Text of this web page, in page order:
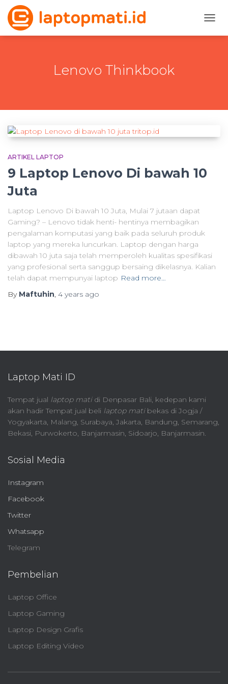
Lenovo Thinkbook
ARTIKEL LAPTOP
9 Laptop Lenovo Di bawah 10
Juta
Laptop Lenovo Di bawah 10 Juta, Mulai 7 jutaan dapat
Gaming? – Lenovo tidak henti- hentinya membagikan
pengalaman komputasi yang baik pada seluruh produk
laptop yang mereka luncurkan. Laptop dengan harga
dibawah 10 juta saja telah memperoleh kualitas spesifikasi
yang profesional serta sanggup bersaing dikelasnya. Kalian
telah dapat mempunyai laptop Read more…
By Maftuhin, 4 years ago
Laptop Mati ID
Tempat jual laptop matidi Denpasar Bali, kedepan kami
akan hadir Tempat jual beli laptop matibekas di Jogja /
Yogyakarta, Malang, Surabaya, Jakarta, Bandung, Semarang,
Bekasi, Purwokerto, Banjarmasin, Sidoarjo, Banjarmasin.
Sosial Media
Instagram
Facebook
Twitter
Whatsapp
Telegram
Pembelian
Laptop Office
Laptop Gaming
Laptop Design Grafis
Laptop Editing Video